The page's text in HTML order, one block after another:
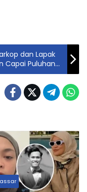
dan Lapak
Capai Puluhan